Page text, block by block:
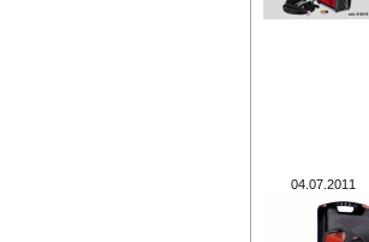
04.07.2011